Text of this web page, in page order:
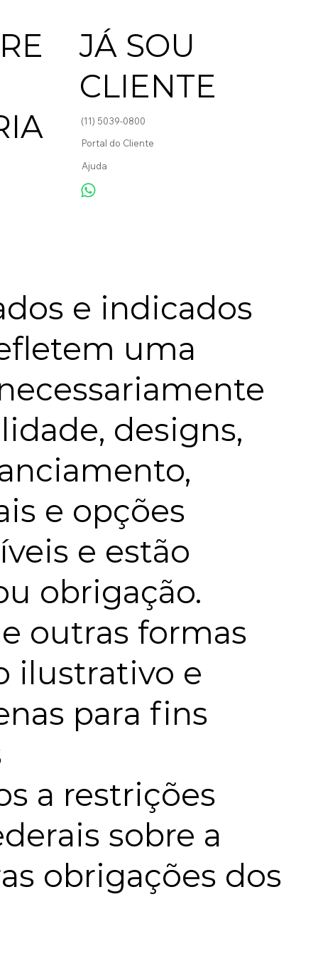
​JÁ SOU
CLIENTE
(11) 5039-0800
Portal do Cliente
Ajuda
e indicados
uma
designs,
e opções
e estão
obrigação.
outras formas
ilustrativo e
para fins
a restrições
sobre a
obrigações dos